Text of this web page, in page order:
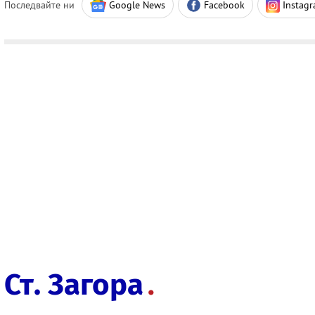
Последвайте ни Google News Facebook
Ст. Загора